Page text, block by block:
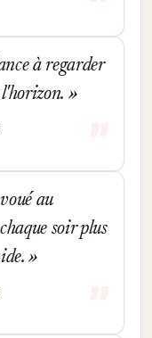
à regarder
au
soir plus